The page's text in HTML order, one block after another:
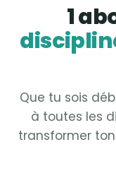
1
Que tu sois
à toutes les
transformer